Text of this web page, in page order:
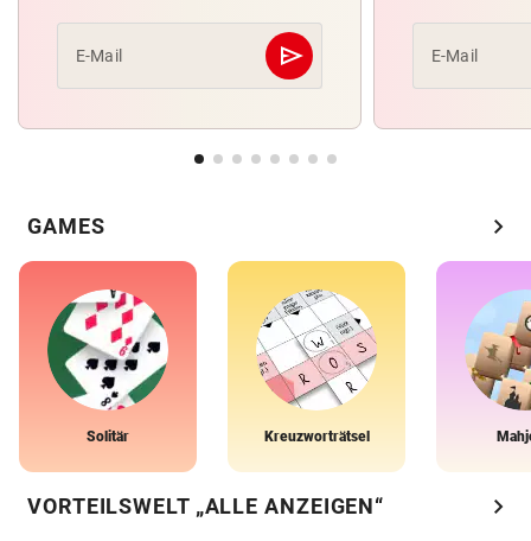
E-Mail send
Abschicken E-Mail
GAMES chevron_right
Solitär Kreuzworträtsel
VORTEILSWELT „ALLE ANZEIGEN“ chevron_right